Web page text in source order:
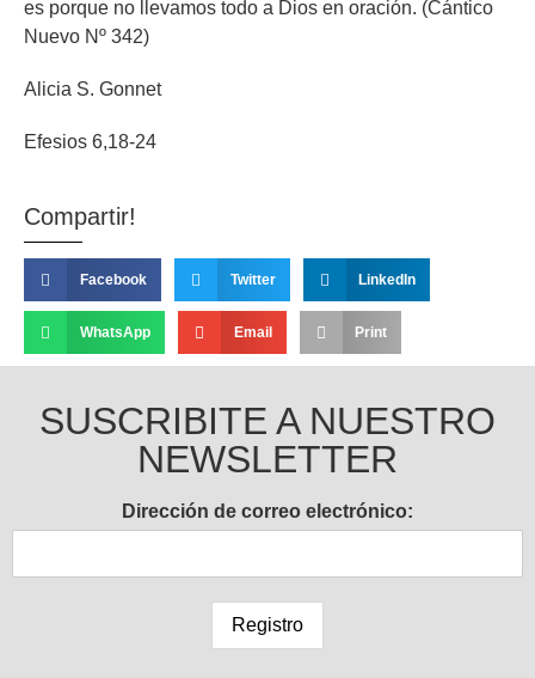
es porque no llevamos todo a Dios en oración. (Cántico
Nuevo Nº 342)
Alicia S. Gonnet
Efesios 6,18-24
Compartir!
Facebook Twitter LinkedIn
WhatsApp Email Print
SUSCRIBITE A NUESTRO
NEWSLETTER
Dirección de correo electrónico: